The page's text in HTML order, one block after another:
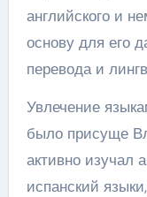
английского и
основу для его
перевода и
Увлечение
было присуще
активно изучал
испанский